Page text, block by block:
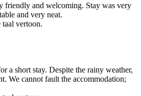
friendly and welcoming. Stay was very
and very neat.
vertoon.
a short stay. Despite the rainy weather,
We cannot fault the accommodation;